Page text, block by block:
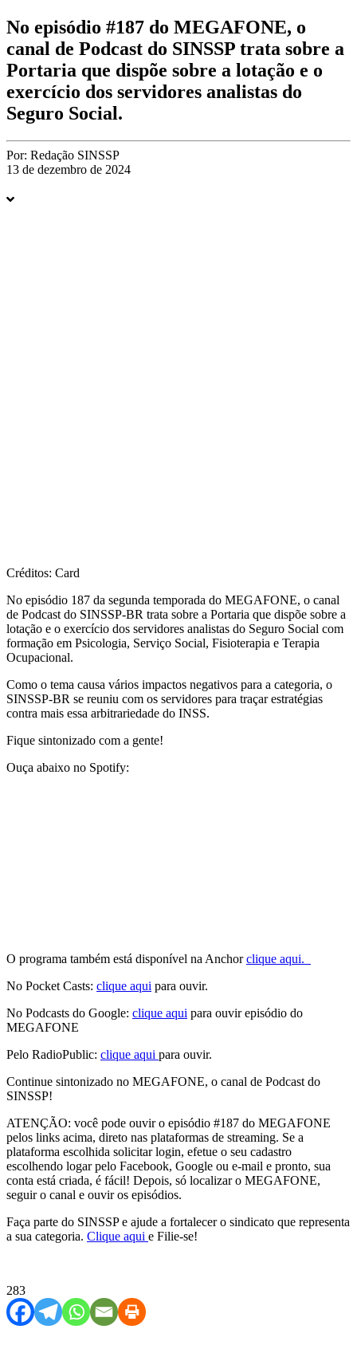
No episódio #187 do MEGAFONE, o
canal de Podcast do SINSSP trata sobre a
Portaria que dispõe sobre a lotação e o
exercício dos servidores analistas do
Seguro Social.
Por: Redação SINSSP
13 de dezembro de 2024
Créditos: Card
No episódio 187 da segunda temporada do MEGAFONE, o canal
de Podcast do SINSSP-BR trata sobre a Portaria que dispõe sobre a
lotação e o exercício dos servidores analistas do Seguro Social com
formação em Psicologia, Serviço Social, Fisioterapia e Terapia
Ocupacional.
Como o tema causa vários impactos negativos para a categoria, o
SINSSP-BR se reuniu com os servidores para traçar estratégias
contra mais essa arbitrariedade do INSS.
Fique sintonizado com a gente!
Ouça abaixo no Spotify:
O programa também está disponível na Anchorclique aqui.
No Pocket Casts: clique aqui para ouvir.
No Podcasts do Google: clique aqui para ouvir episódio do
MEGAFONE
Pelo RadioPublic: clique aqui para ouvir.
Continue sintonizado no MEGAFONE, o canal de Podcast do
SINSSP!
ATENÇÃO: você pode ouvir o episódio #187 do MEGAFONE
pelos links acima, direto nas plataformas de streaming. Se a
plataforma escolhida solicitar login, efetue o seu cadastro
escolhendo logar pelo Facebook, Google ou e-mail e pronto, sua
conta está criada, é fácil! Depois, só localizar o MEGAFONE,
seguir o canal e ouvir os episódios.
Faça parte do SINSSP e ajude a fortalecer o sindicato que representa
a sua categoria. Clique aqui e Filie-se!
283